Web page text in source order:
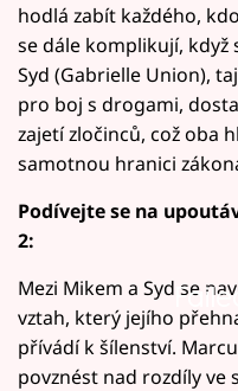
hodlá zabít každého,
se dále komplikují, když
Syd (Gabrielle Union),
pro boj s drogami,
zajetí zločinců, což oba
samotnou hranici
Podívejte se na
2:
Mezi Mikem a Syd se
vztah, který jejího
přívádí k šílenství.
povznést nad rozdíly ve